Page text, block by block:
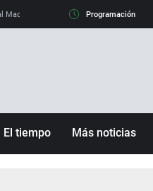
Madrid y su 'sí' al Barça La llamada
Programación
El tiempo Más noticias